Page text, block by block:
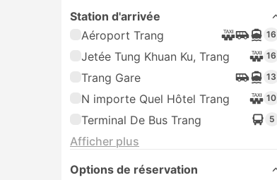
Station d'arrivée
Aéroport Trang
16
Jetée Tung Khuan Ku, Trang 16
Trang Gare 13
N importe Quel Hôtel Trang 10
Terminal De Bus Trang 5
Afficher plus
Options de réservation